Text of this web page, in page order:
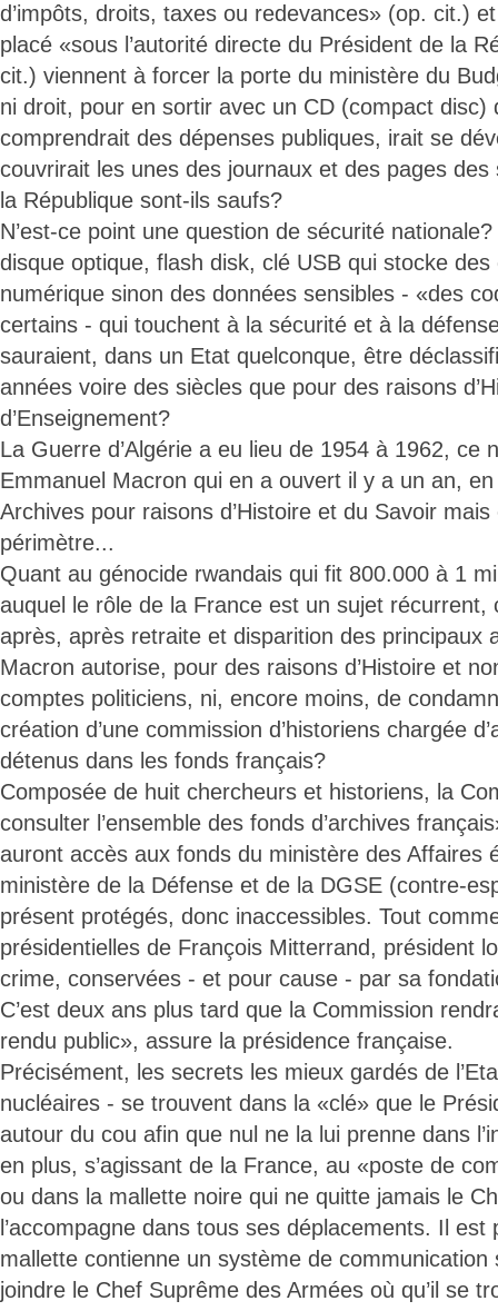
d’impôts, droits, taxes ou redevances» (op. cit.)
placé «sous l’autorité directe du Président de la
cit.) viennent à forcer la porte du ministère du
ni droit, pour en sortir avec un CD (compact disc)
comprendrait des dépenses publiques, irait se
couvrirait les unes des journaux et des pages des
la République sont-ils saufs?
N’est-ce point une question de sécurité
disque optique, flash disk, clé USB qui stocke
numérique sinon des données sensibles - «des
certains - qui touchent à la sécurité et à la
sauraient, dans un Etat quelconque, être
années voire des siècles que pour des raisons
d’Enseignement?
La Guerre d’Algérie a eu lieu de 1954 à 1962, ce
Emmanuel Macron qui en a ouvert il y a un an,
Archives pour raisons d’Histoire et du Savoir
périmètre...
Quant au génocide rwandais qui fit 800.000 à 1
auquel le rôle de la France est un sujet récurrent,
après, après retraite et disparition des principaux
Macron autorise, pour des raisons d’Histoire et
comptes politiciens, ni, encore moins, de
création d’une commission d’historiens chargée
détenus dans les fonds français?
Composée de huit chercheurs et historiens, la
consulter l’ensemble des fonds d’archives
auront accès aux fonds du ministère des Affaires
ministère de la Défense et de la DGSE (contre-
présent protégés, donc inaccessibles. Tout
présidentielles de François Mitterrand, président
crime, conservées - et pour cause - par sa
C’est deux ans plus tard que la Commission
rendu public», assure la présidence française.
Précisément, les secrets les mieux gardés de
nucléaires - se trouvent dans la «clé» que le
autour du cou afin que nul ne la lui prenne dans
en plus, s’agissant de la France, au «poste de
ou dans la mallette noire qui ne quitte jamais le
l’accompagne dans tous ses déplacements. Il est
mallette contienne un système de
joindre le Chef Suprême des Armées où qu’il se